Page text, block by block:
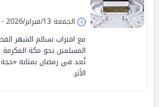
الجمعة 13/فبراير/2026 - 05:43 م
مع اقتراب نسائم الشهر
المسلمين نحو مكة المكرمة
تُعد في رمضان بمثابة
الأثر.